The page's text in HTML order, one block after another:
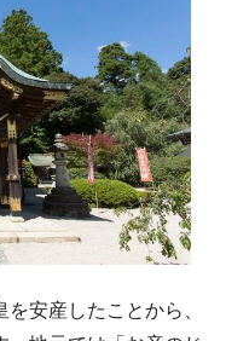
安産したことから、